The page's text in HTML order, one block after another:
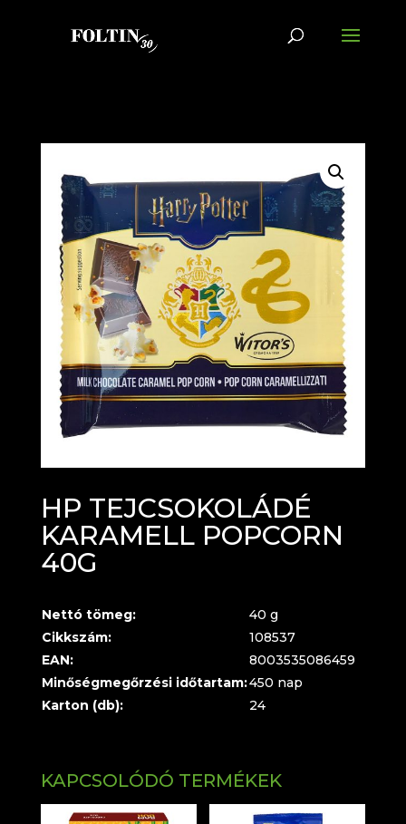
HP TEJCSOKOLÁDÉ
KARAMELL POPCORN
40G
Nettó tömeg:
40 g
Cikkszám:
108537
EAN:
8003535086459
Minőségmegőrzési időtartam:450 nap
Karton (db):
24
KAPCSOLÓDÓ TERMÉKEK